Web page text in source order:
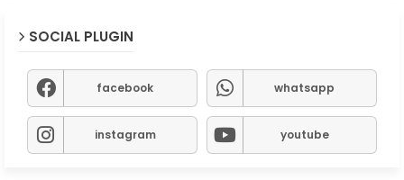
SOCIAL PLUGIN
facebook whatsapp
instagram youtube